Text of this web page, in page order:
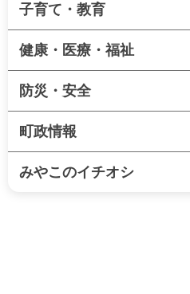
子育て・教育
健康・医療・福祉
防災・安全
町政情報
みやこのイチオシ